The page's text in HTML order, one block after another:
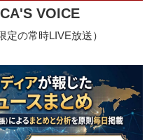
VOICE
の常時LIVE放送）